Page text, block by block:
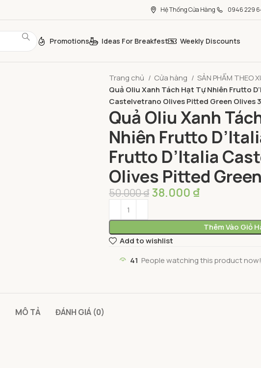
Hệ Thống Cửa Hàng 0946 229
Promotions Ideas For Breakfest Weekly Discounts
Trang chủ Cửa hàng SẢN PHẨM THEO
Quả Oliu Xanh Tách Hạt Tự Nhiên Frutto
Castelvetrano Olives Pitted Green Olives
Quả Oliu Xanh
Nhiên Frutto
Frutto D’Italia
Olives Pitted
50.000₫ 38.000 ₫
Thêm Vào Giỏ
Add to wishlist
41 People watching this product now!
MÔ TẢ ĐÁNH GIÁ (0)